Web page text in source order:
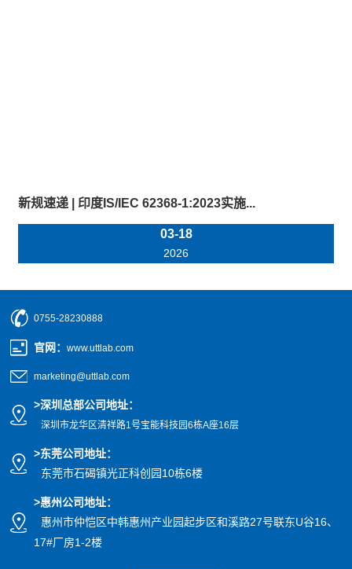
新规速递 | 印度IS/IEC 62368-1:2023实施...
03-18
2026
0755-28230888
官网 ：www.uttlab.com
marketing@uttlab.com
>深圳总部公司地址：
深圳市龙华区清祥路1号宝能科技园6栋A座16层
>东莞公司地址：
东莞市石碣镇光正科创园10栋6楼
>惠州公司地址：
惠州市仲恺区中韩惠州产业园起步区和溪路27号联东U谷16、
17#厂房1-2楼